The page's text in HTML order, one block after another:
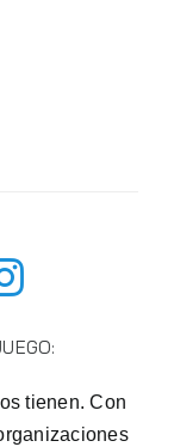
tienen. Con